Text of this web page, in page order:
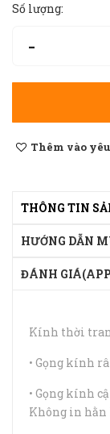
Số lượng:
-
Thêm vào
THÔNG TIN
HƯỚNG DẪN
ĐÁNH
Kính thời
• Gọng kính
• Gọng kính
Không in hằn